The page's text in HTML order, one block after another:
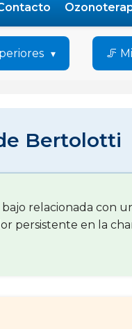
🦵
Bertolotti
relacionada con
persistente en la